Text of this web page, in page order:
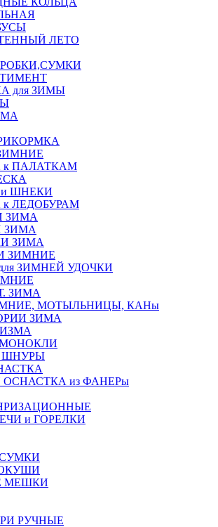
ЛЕТО
для ЗИМЫ
к ПАЛАТКАМ
ШНЕКИ
ЛЕДОБУРАМ
ЗИМА
ЗИМА
ЗИМА
ЗИМНИЕ
ЗИМНЕЙ УДОЧКИ
ЗИМА
МОТЫЛЬНИЦЫ, КАНы
ЗИМА
ШНУРЫ
из ФАНЕРы
и ГОРЕЛКИ
МЕШКИ
РУЧНЫЕ